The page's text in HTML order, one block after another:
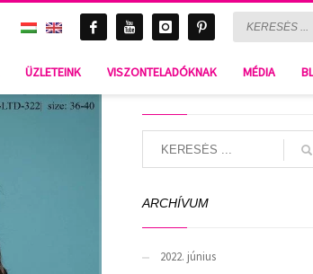
ÜZLETEINK VISZONTELADÓKNAK MÉDIA
CS-
ARCHÍVUM
2022. június